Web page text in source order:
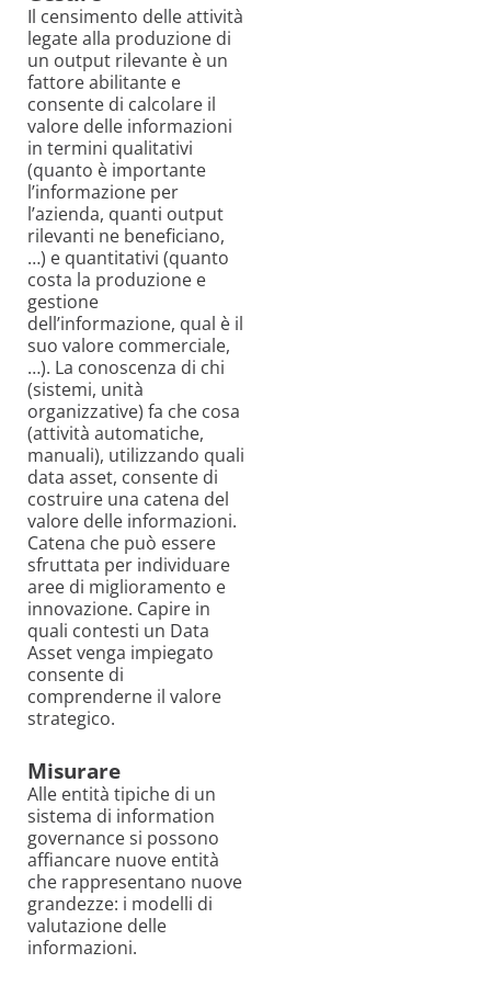
Il censimento delle attività
legate alla produzione di
un output rilevante è un
fattore abilitante e
consente di calcolare il
valore delle informazioni
in termini qualitativi
(quanto è importante
l’informazione per
l’azienda, quanti output
rilevanti ne beneficiano,
…) e quantitativi (quanto
costa la produzione e
gestione
dell’informazione, qual è il
suo valore commerciale,
…). La conoscenza di chi
(sistemi, unità
organizzative) fa che cosa
(attività automatiche,
manuali), utilizzando quali
data asset, consente di
costruire una catena del
valore delle informazioni.
Catena che può essere
sfruttata per individuare
aree di miglioramento e
innovazione. Capire in
quali contesti un Data
Asset venga impiegato
consente di
comprenderne il valore
strategico.
Misurare
Alle entità tipiche di un
sistema di information
governance si possono
affiancare nuove entità
che rappresentano nuove
grandezze: i modelli di
valutazione delle
informazioni.